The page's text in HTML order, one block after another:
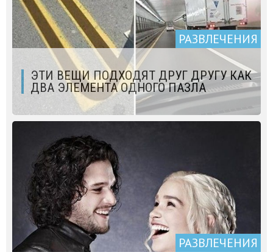
РАЗВЛЕЧЕНИЯ
ЭТИ ВЕЩИ ПОДХОДЯТ ДРУГ ДРУГУ КАК
ДВА ЭЛЕМЕНТА ОДНОГО ПАЗЛА
РАЗВЛЕЧЕНИЯ